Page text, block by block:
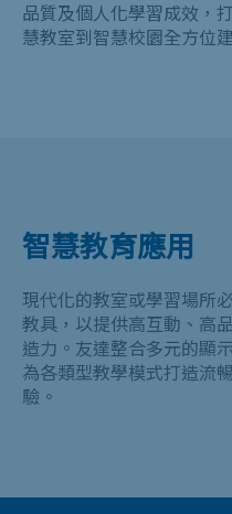
品質及個人化學習成效，
慧教室到智慧校園全方位
智慧教育應用
現代化的教室或學習場所
教具，以提供高互動、高
造力。友達整合多元的顯
為各類型教學模式打造流
驗。